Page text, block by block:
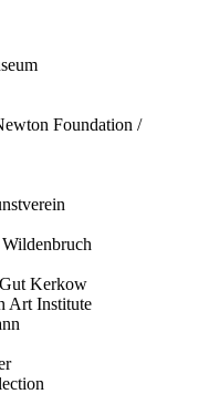
Foundation /
Kerkow
Art Institute